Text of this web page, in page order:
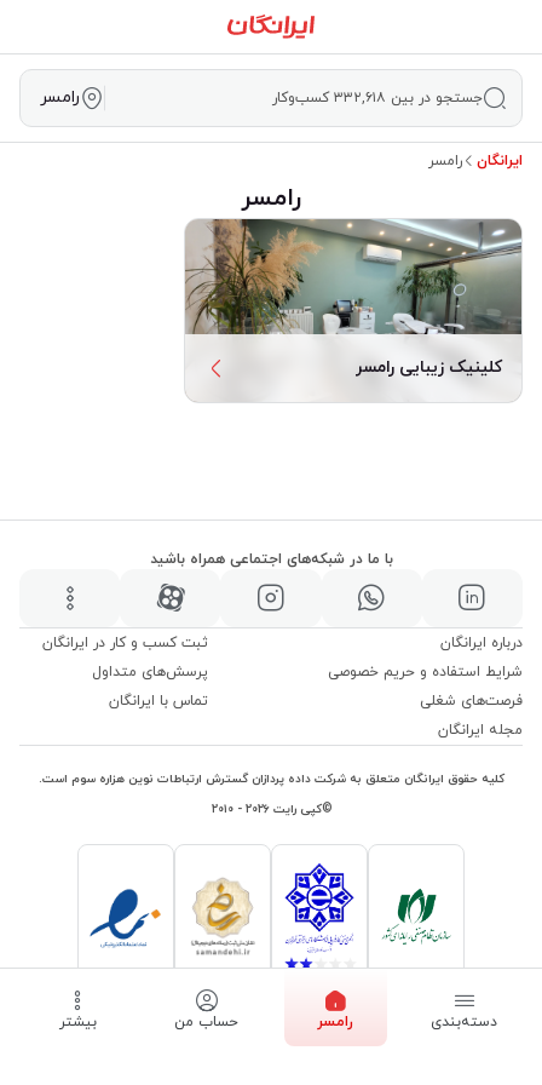
جستجو در بین ۳۳۲,۶۱۸ کسب‌وکار رامسر
ایرانگان رامسر
رامسر
کلینیک زیبایی رامسر
با ما در شبکه‌های اجتماعی همراه باشید
درباره ایرانگان
شرایط استفاده و حریم خصوصی
فرصت‌های شغلی
مجله ایرانگان
ثبت کسب و کار در ایرانگان
پرسش‌های متداول
تماس با ایرانگان
کلیه حقوق ایرانگان متعلق به شرکت داده پردازان گسترش ارتباطات نوین هزاره سوم است.
©کپی رایت ۲۰۲۶ - ۲۰۱۰
دسته‌بندی رامسر حساب من بیشتر